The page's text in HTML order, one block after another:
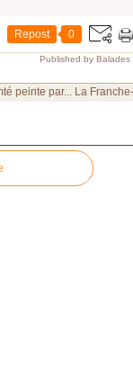
Repost 0
Published by Balades
peinte par... La